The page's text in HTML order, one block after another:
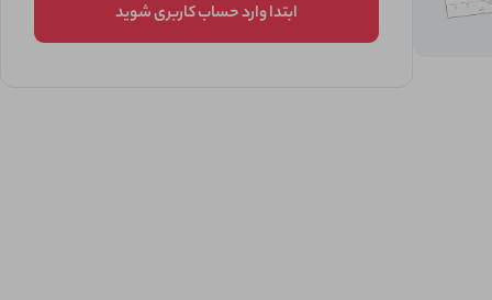
ابتدا وارد حساب کاربری شوید